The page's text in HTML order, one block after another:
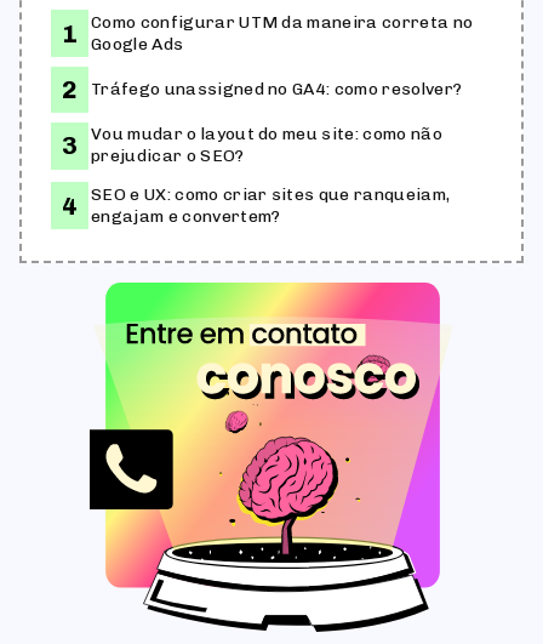
Como configurar UTM da maneira correta no
Google Ads
Tráfego unassigned no GA4: como resolver?
Vou mudar o layout do meu site: como não
prejudicar o SEO?
SEO e UX: como criar sites que ranqueiam,
engajam e convertem?